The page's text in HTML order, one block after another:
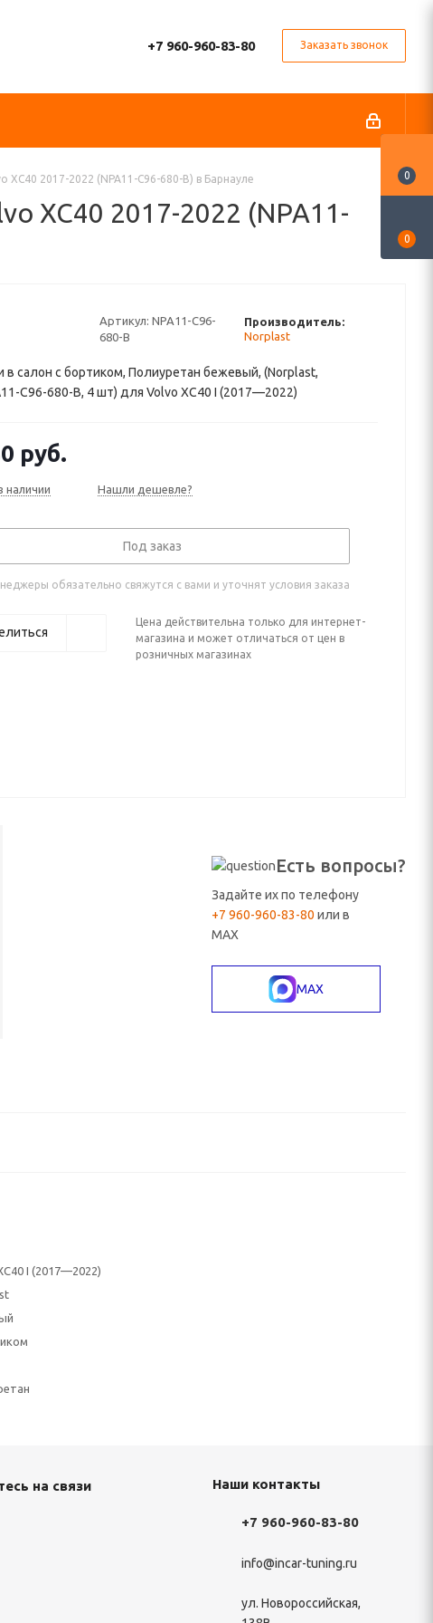
+7 960-960-83-80 Заказать звонок
2017-2022 (NPA11-C96-680-B) в Барнауле
XC40 2017-2022 (NPA11-
Артикул: NPA11-C96-
680-B
Производитель:
Norplast
в салон с бортиком, Полиуретан бежевый, (Norplast,
C96-680-B, 4 шт) для Volvo XC40 I (2017—2022)
руб.
наличии Нашли дешевле?
Под заказ
обязательно свяжутся с вами и уточнят условия заказа
Цена действительна только для интернет-
магазина и может отличаться от цен в
розничных магазинах
Есть вопросы?
Задайте их по телефону
+7 960-960-83-80 или в
MAX
MAX
I (2017—2022)
на связи Наши контакты
+7 960-960-83-80
info@incar-tuning.ru
ул. Новороссийская,
0
0